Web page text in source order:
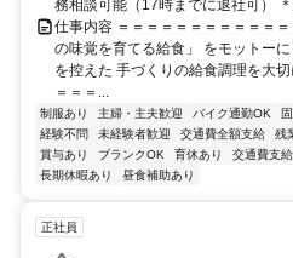
務相談可能（17時までに退社可）
仕事内容 ＝＝＝＝＝＝＝＝＝＝＝
の味覚を育てる給食」 をモットー
を控えた 手づくりの給食調理を大
＝＝＝...
制服あり 主婦・主夫歓迎 バイク通勤OK
経験不問
未経験者歓迎 交通費全額支給 残
賞与あり
ブランクOK 育休あり 交通費支給
長期休暇あり
昼食補助あり
正社員